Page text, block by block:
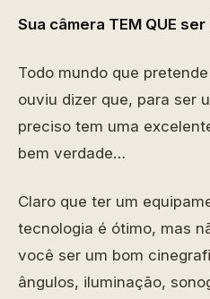
Sua câmera TEM QUE
Todo mundo que
ouviu dizer que, para ser
preciso tem uma
bem verdade…
Claro que ter um
tecnologia é ótimo, mas
você ser um bom
ângulos, iluminação,